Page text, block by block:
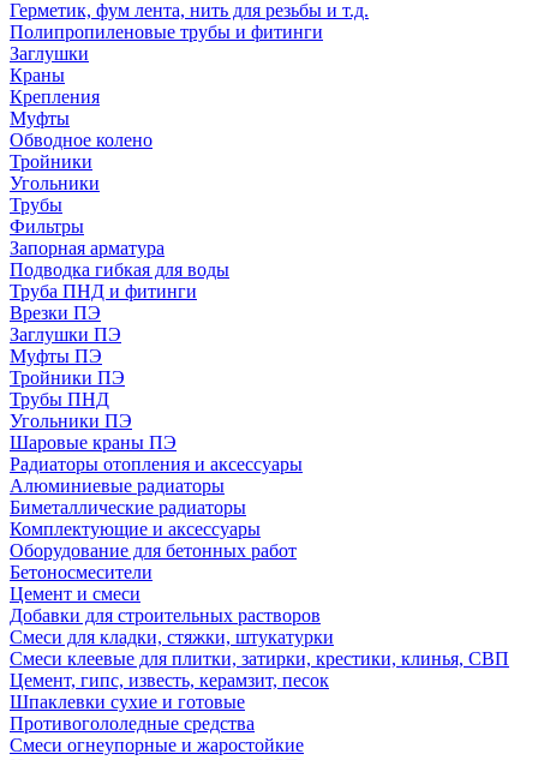
Герметик, фум лента, нить для резьбы и т.д.
Полипропиленовые трубы и фитинги
Заглушки
Краны
Крепления
Муфты
Обводное колено
Тройники
Угольники
Трубы
Фильтры
Запорная арматура
Подводка гибкая для воды
Труба ПНД и фитинги
Врезки ПЭ
Заглушки ПЭ
Муфты ПЭ
Тройники ПЭ
Трубы ПНД
Угольники ПЭ
Шаровые краны ПЭ
Радиаторы отопления и аксессуары
Алюминиевые радиаторы
Биметаллические радиаторы
Комплектующие и аксессуары
Оборудование для бетонных работ
Бетоносмесители
Цемент и смеси
Добавки для строительных растворов
Смеси для кладки, стяжки, штукатурки
Смеси клеевые для плитки, затирки, крестики, клинья, СВП
Цемент, гипс, известь, керамзит, песок
Шпаклевки сухие и готовые
Противогололедные средства
Смеси огнеупорные и жаростойкие